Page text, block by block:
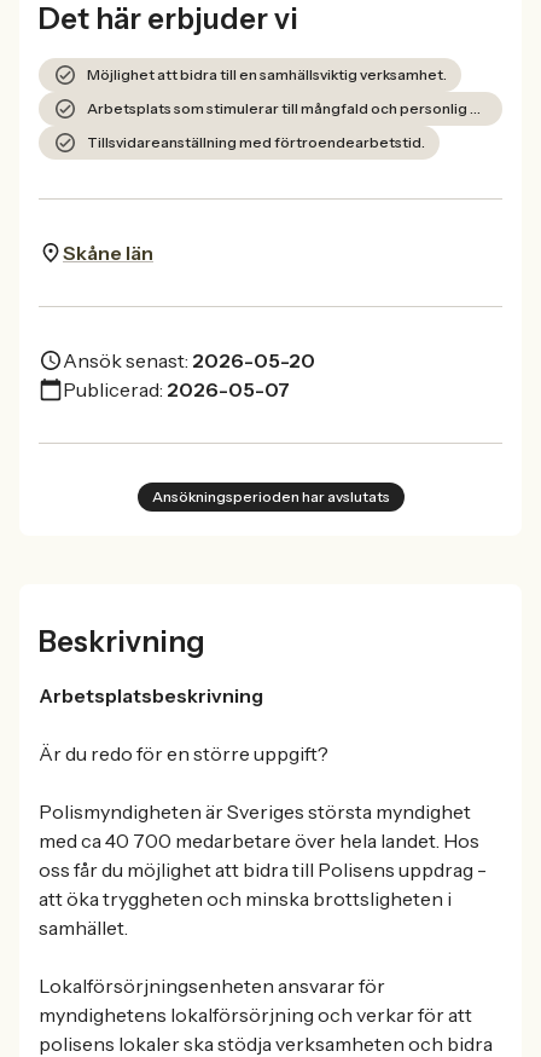
Det här erbjuder vi
Möjlighet att bidra till en samhällsviktig verksamhet.
Arbetsplats som stimulerar till mångfald och personlig utveckling.
Tillsvidareanställning med förtroendearbetstid.
Skåne län
Ansök senast: 2026-05-20
Publicerad: 2026-05-07
Ansökningsperioden har avslutats
Beskrivning
Arbetsplatsbeskrivning
Är du redo för en större uppgift?
Polismyndigheten är Sveriges största myndighet
med ca 40 700 medarbetare över hela landet. Hos
oss får du möjlighet att bidra till Polisens uppdrag -
att öka tryggheten och minska brottsligheten i
samhället.
Lokalförsörjningsenheten ansvarar för
myndighetens lokalförsörjning och verkar för att
polisens lokaler ska stödja verksamheten och bidra